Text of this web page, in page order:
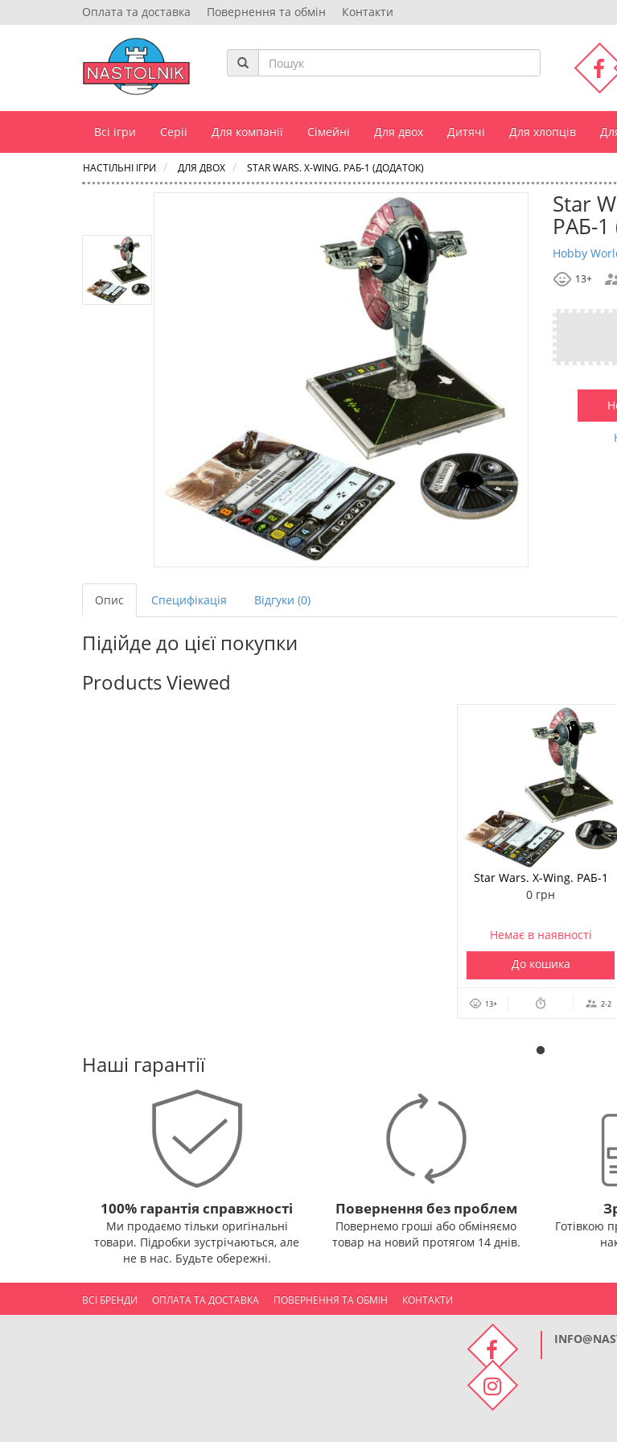
Оплата та доставка Повернення та обмін Контакти
Всі ігри Серіі Для компанії Сімейні Для двох Дитячі Для хлопців
НАСТІЛЬНІ ІГРИ ДЛЯ ДВОХ STAR WARS. X-WING. РАБ-1 (ДОДАТОК)
Star
РАБ-1
Hobby
13+
Опис Специфікація Відгуки (0)
Підійде до цієї покупки
Products Viewed
Star Wars. X-Wing. РАБ-1
(додаток)
0 грн
Немає в наявності
До кошика
13+ 2-2
Наші гарантії
100% гарантія справжності
Ми продаємо тільки оригінальні
товари. Підробки зустрічаються, але
не в нас. Будьте обережні.
Повернення без проблем
Повернемо гроші або обміняємо
товар на новий протягом 14 днів.
Готівкою
ВСІ БРЕНДИ ОПЛАТА ТА ДОСТАВКА ПОВЕРНЕННЯ ТА ОБМІН КОНТАКТИ